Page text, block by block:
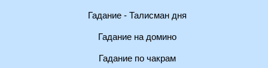
Гадание - Талисман дня
Гадание на домино
Гадание по чакрам